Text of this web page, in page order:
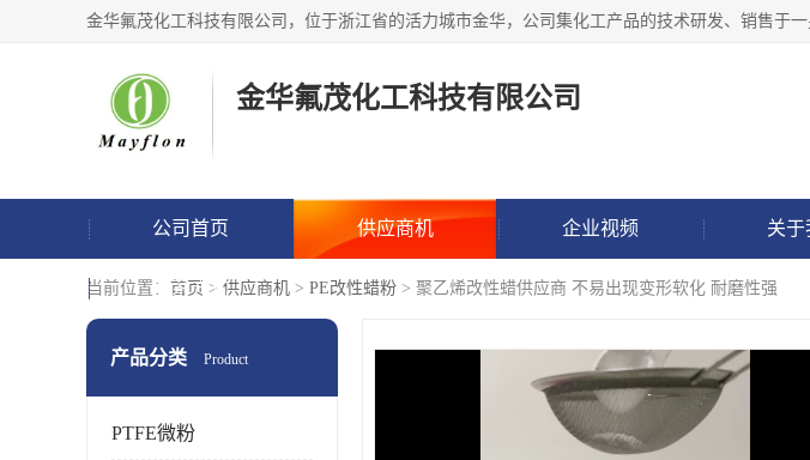
金华氟茂化工科技有限公司
公司首页 供应商机 企业视频 关于
联系方式
当前位置： 首页 > 供应商机 > PE改性蜡粉 > 聚乙烯改性蜡供应商 不易出现变形软化 耐磨性强
产品分类 Product
PTFE微粉